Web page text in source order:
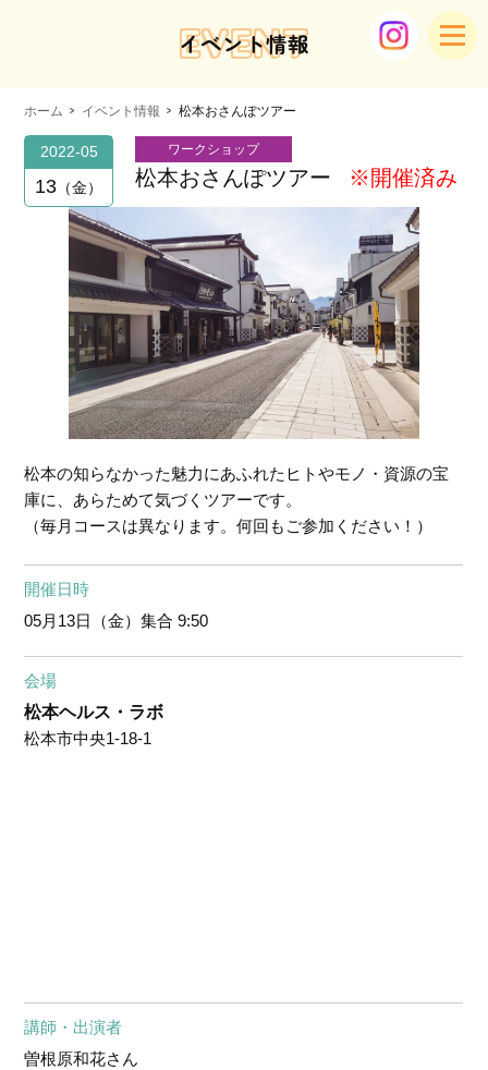
EVENT
イベント情報
ホーム イベント情報 松本おさんぽツアー
2022-05
13 金
ワークショップ
松本おさんぽツアー ※開催済み
松本の知らなかった魅力にあふれたヒトやモノ・資源の宝
庫に、あらためて気づくツアーです。
（毎月コースは異なります。何回もご参加ください！）
開催日時
05月13日（金）集合 9:50
会場
松本ヘルス・ラボ
松本市中央1-18-1
講師・出演者
曽根原和花さん